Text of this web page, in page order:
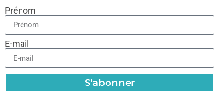
Prénom
E-mail
S'abonner